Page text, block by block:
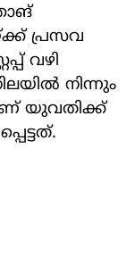
പ്രസവ
വഴി
നിന്നും
യുവതിക്ക്